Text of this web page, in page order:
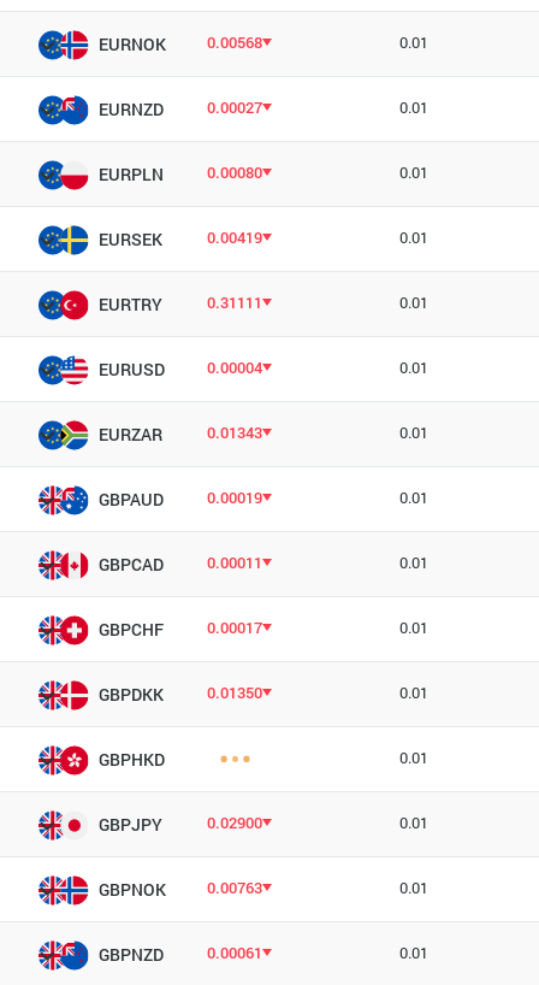
EURNOK 0.00568 0.01
EURNZD 0.00027 0.01
EURPLN 0.00080 0.01
EURSEK 0.00419 0.01
EURTRY 0.31111 0.01
EURUSD 0.00004 0.01
EURZAR 0.01343 0.01
GBPAUD 0.00019 0.01
GBPCAD 0.00011 0.01
GBPCHF 0.00017 0.01
GBPDKK 0.01350 0.01
GBPHKD 0.01
GBPJPY 0.02900 0.01
GBPNOK 0.00763 0.01
GBPNZD 0.00061 0.01